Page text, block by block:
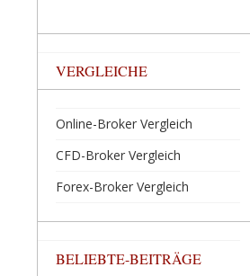
VERGLEICHE
Online-Broker Vergleich
CFD-Broker Vergleich
Forex-Broker Vergleich
BELIEBTE-BEITRÄGE